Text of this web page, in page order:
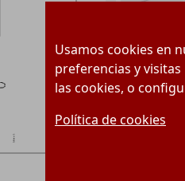
Usamos cookies en
preferencias y
las cookies, o
Política de cookies